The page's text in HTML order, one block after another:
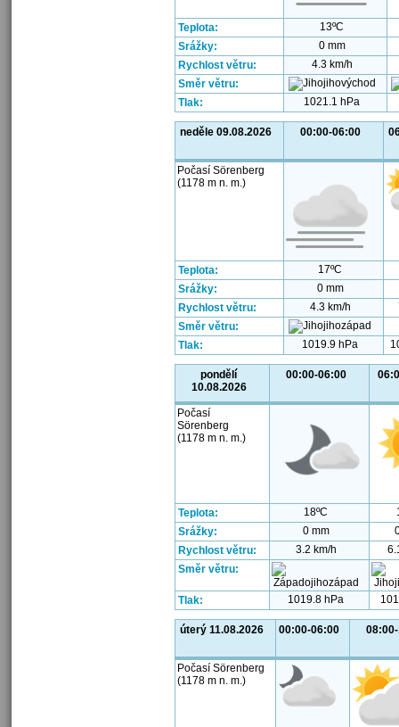
Teplota:
13ºC
Srážky:
0 mm
Rychlost větru:
4.3 km/h
Směr větru:
Tlak:
1021.1 hPa
neděle 09.08.2026 00:00-06:00
Počasí Sörenberg
(1178 m n. m.)
Teplota:
17ºC
Srážky:
0 mm
Rychlost větru:
4.3 km/h
Směr větru:
Tlak:
1019.9 hPa
pondělí
10.08.2026
00:00-06:00
Počasí
Sörenberg
(1178 m n. m.)
Teplota: 18ºC
Srážky:
0 mm
Rychlost větru:
3.2 km/h
Směr větru:
Tlak: 1019.8 hPa
úterý 11.08.2026 00:00-06:00
Počasí Sörenberg
(1178 m n. m.)